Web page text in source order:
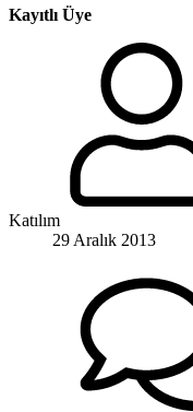
Kayıtlı Üye
Katılım
29 Aralık 2013